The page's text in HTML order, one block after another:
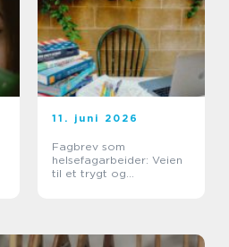
11. juni 2026
Fagbrev som
helsefagarbeider: Veien
til et trygt og